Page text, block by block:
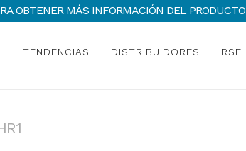
TENDENCIAS DISTRIBUIDORES RSE
OBTENER MÁS INFORMACIÓN DEL PRODUCTO